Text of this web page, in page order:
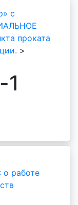
с
проката
>
работе